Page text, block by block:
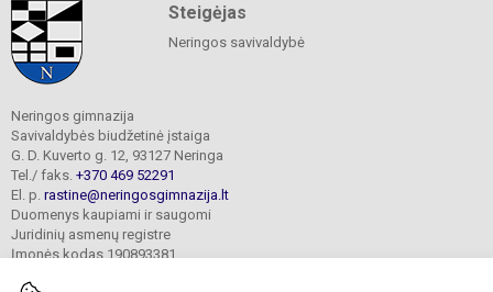
Steigėjas
Neringos savivaldybė
Neringos gimnazija
Savivaldybės biudžetinė įstaiga
G. D. Kuverto g. 12, 93127 Neringa
Tel./ faks. +370 469 52291
El. p. rastine@neringosgimnazija.lt
Duomenys kaupiami ir saugomi
Juridinių asmenų registre
Įmonės kodas 190893381